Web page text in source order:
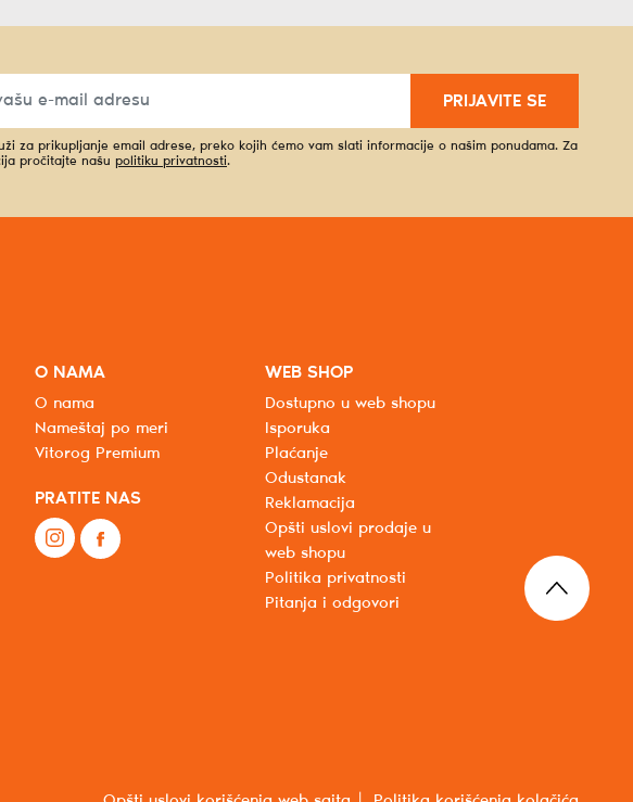
PRIJAVITE SE
za prikupljanje email adrese, preko kojih ćemo vam slati informacije o našim ponudama. Za
pročitajte našu politiku privatnosti.
O NAMA
O nama
Nameštaj po meri
Vitorog Premium
PRATITE NAS
WEB SHOP
Dostupno u web shopu
Isporuka
Plaćanje
Odustanak
Reklamacija
Opšti uslovi prodaje u
web shopu
Politika privatnosti
Pitanja i odgovori